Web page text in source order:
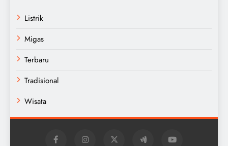
Listrik
Migas
Terbaru
Tradisional
Wisata